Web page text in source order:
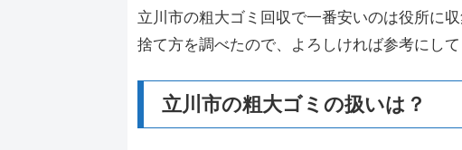
立川市の粗大ゴミ回収で一番安いのは役所に収
捨て方を調べたので、よろしければ参考にして
立川市の粗大ゴミの扱いは？